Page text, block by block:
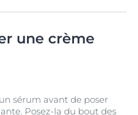
une crème
sérum avant de poser
Posez-la du bout des